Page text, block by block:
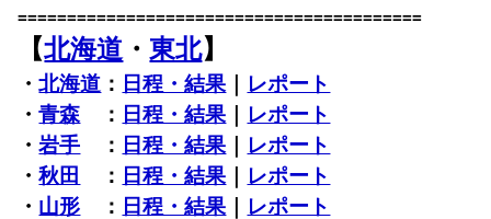
=========================================
【北海道 ・ 東北】
・北海道 ： 日程・結果
レポート
・青森 ： 日程・結果
レポート
・岩手 ： 日程・結果
レポート
・秋田 ： 日程・結果
レポート
・ 山形 ： 日程・結果
レポート